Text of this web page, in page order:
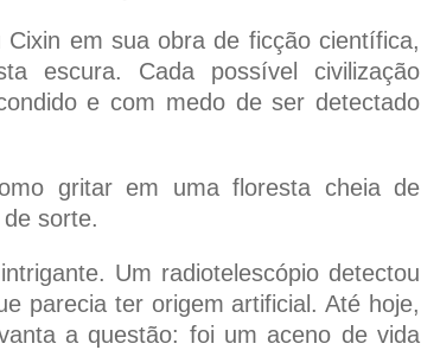
em sua obra de ficção científica,
escura. Cada possível civilização
e com medo de ser detectado
gritar em uma floresta cheia de
sorte.
Um radiotelescópio detectou
parecia ter origem artificial. Até hoje,
a questão: foi um aceno de vida